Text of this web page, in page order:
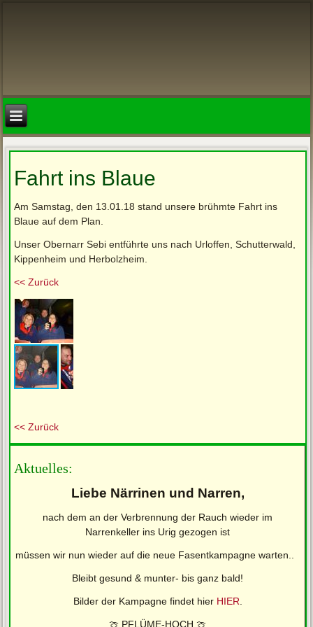
Fahrt ins Blaue
Am Samstag, den 13.01.18 stand unsere brühmte Fahrt ins
Blaue auf dem Plan.
Unser Obernarr Sebi entführte uns nach Urloffen, Schutterwald,
Kippenheim und Herbolzheim.
<< Zurück
<< Zurück
Aktuelles:
Liebe Närrinen und Narren,
nach dem an der Verbrennung der Rauch wieder im
Narrenkeller ins Urig gezogen ist
müssen wir nun wieder auf die neue Fasentkampagne warten..
Bleibt gesund & munter- bis ganz bald!
Bilder der Kampagne findet hier HIER
🍈 PFLÜME-HOCH 🍈